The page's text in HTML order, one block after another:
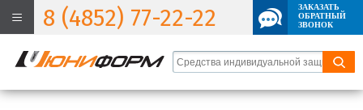
8 (4852) 77-22-22
ЗАКАЗАТЬ
ОБРАТНЫЙ
ЗВОНОК